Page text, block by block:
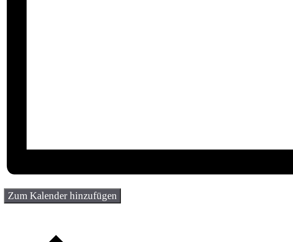
Zum Kalender hinzufügen